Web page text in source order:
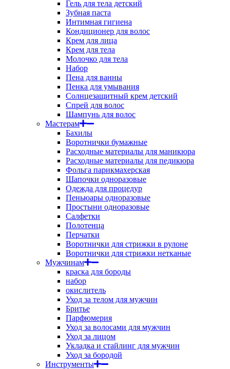
Гель для тела детский
Зубная паста
Интимная гигиена
Кондиционер для волос
Крем для лица
Крем для тела
Молочко для тела
Набор
Пена для ванны
Пенка для умывания
Солнцезащитный крем детский
Спрей для волос
Шампунь для волос
Мастерам
Бахилы
Воротнички бумажные
Расходные материалы для маникюра
Расходные материалы для педикюра
Фольга парикмахерская
Шапочки одноразовые
Одежда для процедур
Пеньюары одноразовые
Простыни одноразовые
Салфетки
Полотенца
Перчатки
Воротнички для стрижки в рулоне
Воротнички для стрижки нетканые
Мужчинам
краска для бороды
набор
окислитель
Уход за телом для мужчин
Бритье
Парфюмерия
Уход за волосами для мужчин
Уход за лицом
Укладка и стайлинг для мужчин
Уход за бородой
Инструменты